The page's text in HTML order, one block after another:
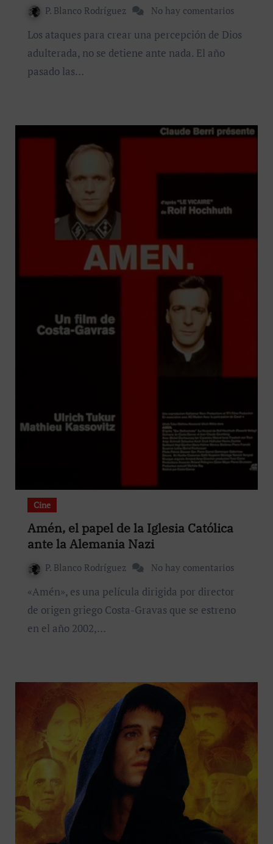
P. Blanco Rodríguez No hay comentarios
Los ataques para crear una percepción de Dios
adulterada, no se detiene ante nada. El año
pasado las…
Cine
Amén, el papel de la Iglesia Católica
ante la Alemania Nazi
P. Blanco Rodríguez No hay comentarios
«Amén», es una película dirigida por director
de origen griego Costa-Gravas que se estreno
en el año 2002,…